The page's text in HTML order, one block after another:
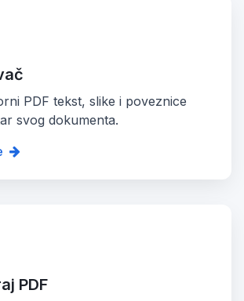
PDF tekst, slike i poveznice
svog dokumenta.
PDF